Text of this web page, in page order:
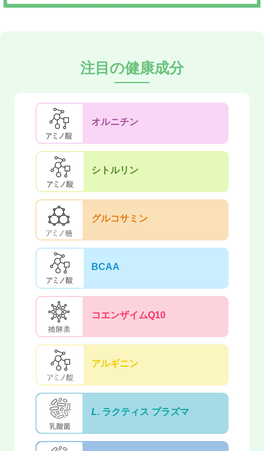
注目の健康成分
オルニチン
シトルリン
グルコサミン
BCAA
コエンザイムQ10
アルギニン
L. ラクティス プラズマ